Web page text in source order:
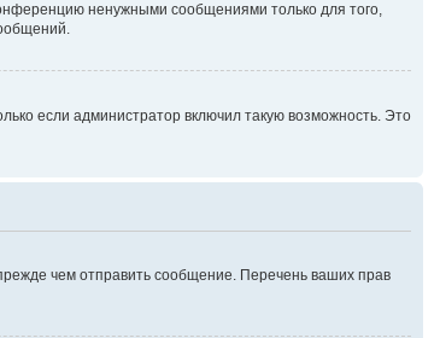
ненужными сообщениями только для того,
если администратор включил такую возможность. Это
чем отправить сообщение. Перечень ваших прав